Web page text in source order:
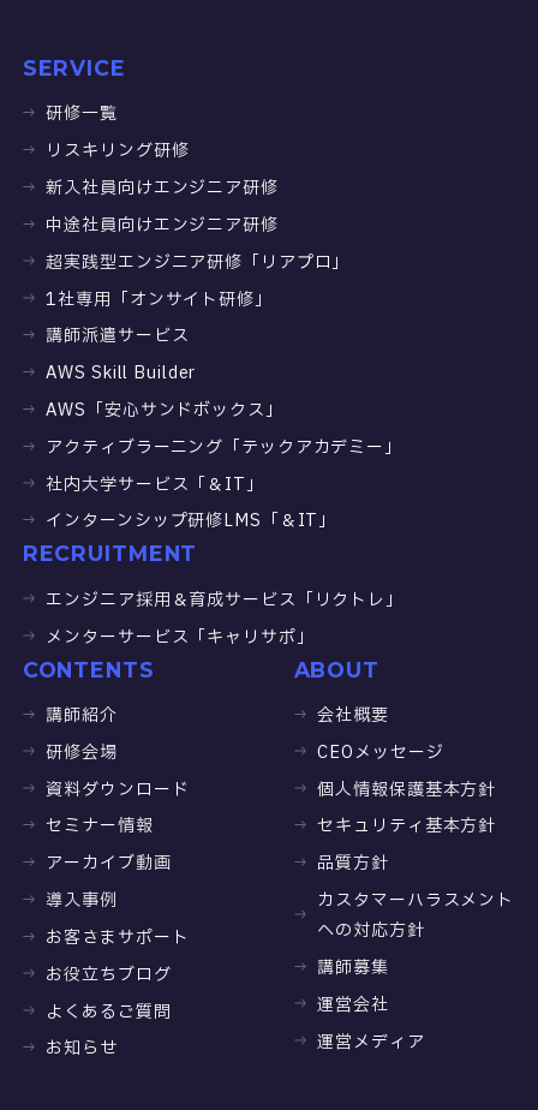
SERVICE
研修一覧
リスキリング研修
新入社員向けエンジニア研修
中途社員向けエンジニア研修
超実践型エンジニア研修「リアプロ」
1社専用「オンサイト研修」
講師派遣サービス
AWS Skill Builder
AWS「安心サンドボックス」
アクティブラーニング「テックアカデミー」
社内大学サービス「＆IT」
インターンシップ研修LMS「＆IT」
RECRUITMENT
エンジニア採用＆育成サービス「リクトレ」
メンターサービス「キャリサポ」
CONTENTS
講師紹介
研修会場
資料ダウンロード
セミナー情報
アーカイブ動画
導入事例
お客さまサポート
お役立ちブログ
よくあるご質問
お知らせ
ABOUT
会社概要
CEOメッセージ
個人情報保護基本方針
セキュリティ基本方針
品質方針
カスタマーハラスメント
への対応方針
講師募集
運営会社
運営メディア